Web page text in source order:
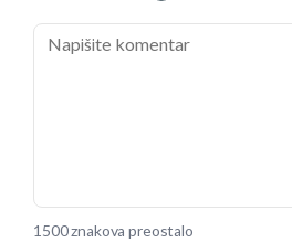
1500 znakova preostalo